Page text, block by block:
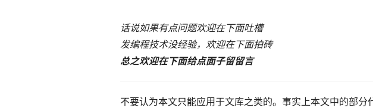
话说如果有点问题欢迎在下面吐槽
发编程技术没经验，欢迎在下面拍砖
总之欢迎在下面给点面子留留言
不要认为本文只能应用于文库之类的。事实上本文中的部